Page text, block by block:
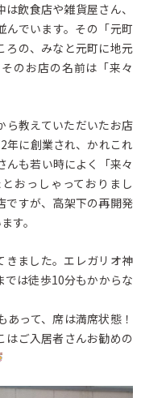
飲食店や雑貨屋さん、
んでいます。その「元町
ろの、みなと元町に地元
のお店の名前は「来々
ら教えていただいたお店
年に創業され、かれこれ
んも若い時によく「来々
おっしゃっておりまし
ですが、高架下の再開発
す。
きました。エレガリオ神
は徒歩10分もかからな
あって、席は満席状態！
はご入居者さんお勧めの